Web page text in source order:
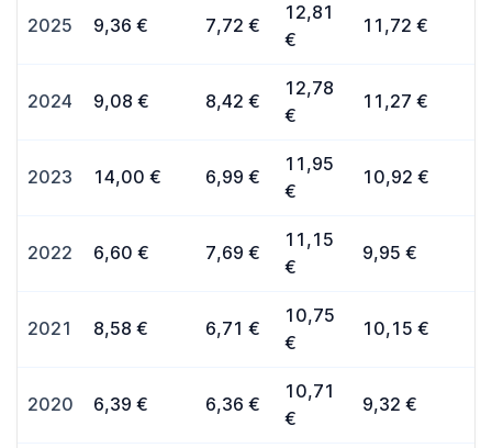
2025 9,36 € 7,72 €
12,81
€
11,72 €
2024 9,08 € 8,42 €
12,78
€
11,27 €
2023 14,00 € 6,99 €
11,95
€
10,92 €
2022 6,60 € 7,69 €
11,15
€
9,95 €
2021 8,58 € 6,71 €
10,75
€
10,15 €
2020 6,39 € 6,36 €
10,71
€
9,32 €